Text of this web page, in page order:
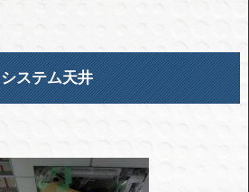
システム天井